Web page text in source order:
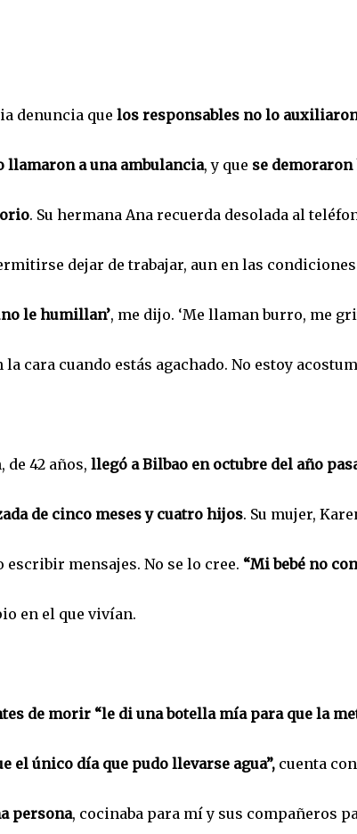
denuncia que los responsables no lo
llamaron a una ambulancia, y que se
. Su hermana Ana recuerda desolada al
dejar de trabajar, aun en las
le humillan’, me dijo. ‘Me llaman burro, me
la cara cuando estás agachado. No estoy
de 42 años, llegó a Bilbao en octubre del año
de cinco meses y cuatro hijos. Su mujer,
escribir mensajes. No se lo cree. “Mi bebé no
en el que vivían.
de morir “le di una botella mía para que la
el único día que pudo llevarse agua”,cuenta
persona, cocinaba para mí y sus compañeros